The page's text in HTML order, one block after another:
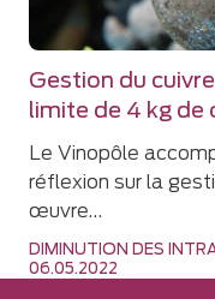
Gestion du
limite de 4 kg de
DIMINUTION DES
06.05.2022
Le Vinopôle
réflexion sur la
œuvre…